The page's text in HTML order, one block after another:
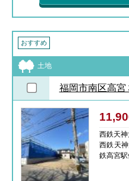
おすすめ
土地
福岡市南区高宮
西鉄天
西鉄天
鉄高宮